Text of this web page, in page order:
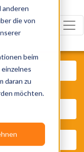
anderen
die von
beim
daran zu
möchten.
Zelte, Bands,
PLZ, Ort